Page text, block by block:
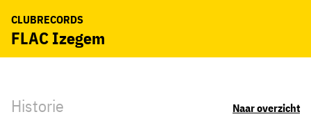
CLUBRECORDS
FLAC Izegem
Historie Naar overzicht